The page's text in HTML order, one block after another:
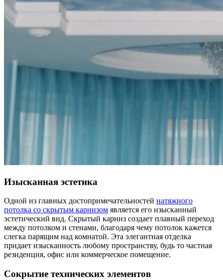
Изысканная эстетика
Одной из главных достопримечательностей натяжного
потолка со скрытым карнизом является его изысканный
эстетический вид. Скрытый карниз создает плавный переход
между потолком и стенами, благодаря чему потолок кажется
слегка парящим над комнатой. Эта элегантная отделка
придает изысканность любому пространству, будь то частная
резиденция, офис или коммерческое помещение.
Сокрытие технических элементов